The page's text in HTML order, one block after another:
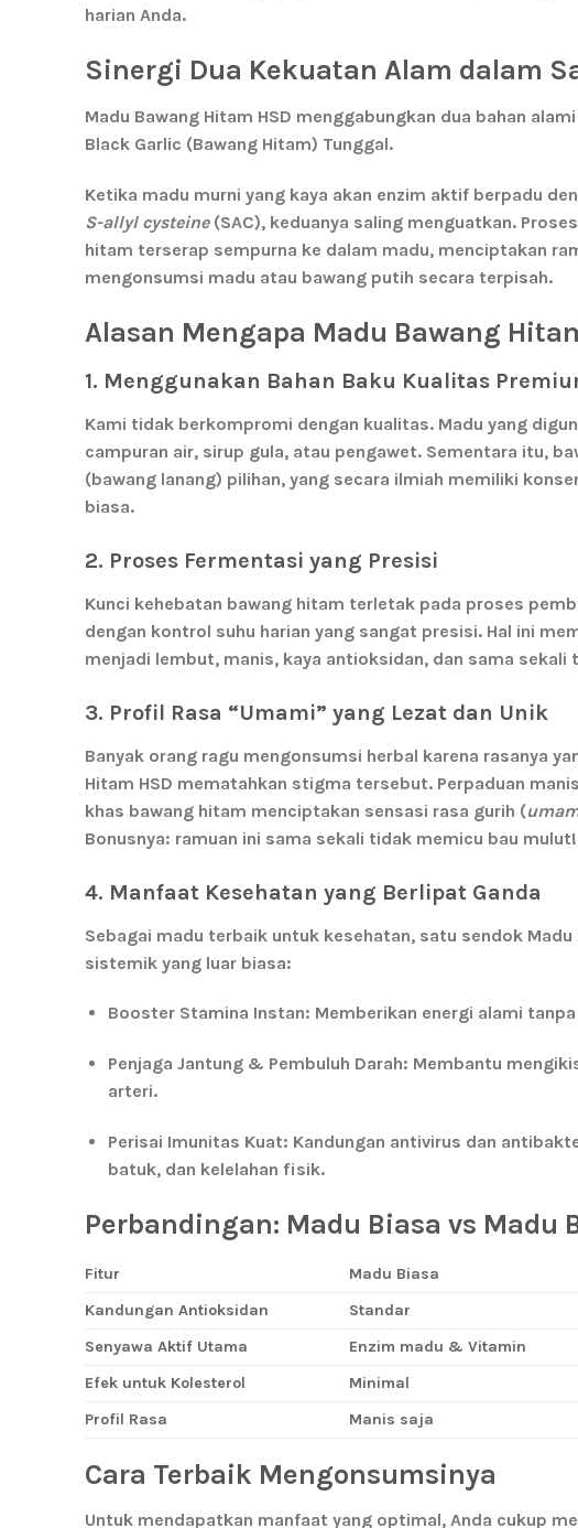
harian Anda.
Sinergi Dua Kekuatan Alam dalam
Madu Bawang Hitam HSD menggabungkan dua bahan
Black Garlic (Bawang Hitam) Tunggal.
Ketika madu murni yang kaya akan enzim aktif berpadu
S-allyl cysteine(SAC), keduanya saling menguatkan.
hitam terserap sempurna ke dalam madu, menciptakan
mengonsumsi madu atau bawang putih secara terpisah.
Alasan Mengapa Madu Bawang
1. Menggunakan Bahan Baku Kualitas
Kami tidak berkompromi dengan kualitas. Madu yang
campuran air, sirup gula, atau pengawet. Sementara itu,
(bawang lanang) pilihan, yang secara ilmiah memiliki
biasa.
2. Proses Fermentasi yang Presisi
Kunci kehebatan bawang hitam terletak pada proses
dengan kontrol suhu harian yang sangat presisi. Hal ini
menjadi lembut, manis, kaya antioksidan, dan sama sekali
3. Profil Rasa “Umami” yang Lezat dan Unik
Banyak orang ragu mengonsumsi herbal karena rasanya
Hitam HSD mematahkan stigma tersebut. Perpaduan
khas bawang hitam menciptakan sensasi rasa gurih (
Bonusnya: ramuan ini sama sekali tidak memicu bau mulut!
4. Manfaat Kesehatan yang Berlipat Ganda
Sebagai madu terbaik untuk kesehatan, satu sendok
sistemik yang luar biasa:
Booster Stamina Instan: Memberikan energi alami
Penjaga Jantung & Pembuluh Darah: Membantu
arteri.
Perisai Imunitas Kuat: Kandungan antivirus dan
batuk, dan kelelahan fisik.
Perbandingan: Madu Biasa vs Madu
Fitur Madu Biasa
Kandungan Antioksidan
Standar
Senyawa Aktif Utama
Enzim madu & Vitamin
Efek untuk Kolesterol
Minimal
Profil Rasa
Manis saja
Cara Terbaik Mengonsumsinya
Untuk mendapatkan manfaat yang optimal, Anda cukup